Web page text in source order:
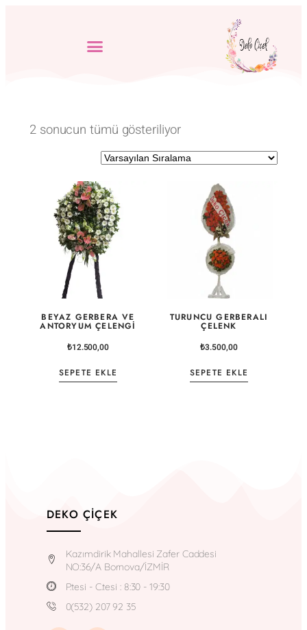
2 sonucun tümü gösteriliyor
BEYAZ GERBERA VE
ANTORYUM ÇELENGI
₺12.500,00
SEPETE EKLE
TURUNCU GERBERALI
ÇELENK
₺3.500,00
SEPETE EKLE
DEKO ÇIÇEK
Kazımdirik Mahallesi Zafer Caddesi
NO:36/A Bornova/İZMİR
P.tesi - C.tesi : 8:30 - 19:30
0(532) 207 92 35